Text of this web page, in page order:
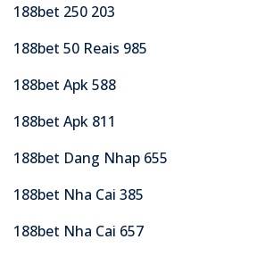
188bet 250 203
188bet 50 Reais 985
188bet Apk 588
188bet Apk 811
188bet Dang Nhap 655
188bet Nha Cai 385
188bet Nha Cai 657